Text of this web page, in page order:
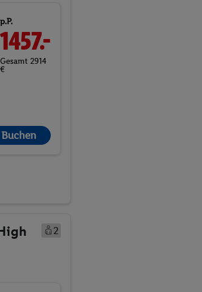
p.P.
1457.-
Gesamt 2914
€
Buchen
2